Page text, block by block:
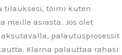
tilauksesi, toimi kuten
meille asiasta. Jos olet
palautusprosessit
Klarna palauttaa rahasi